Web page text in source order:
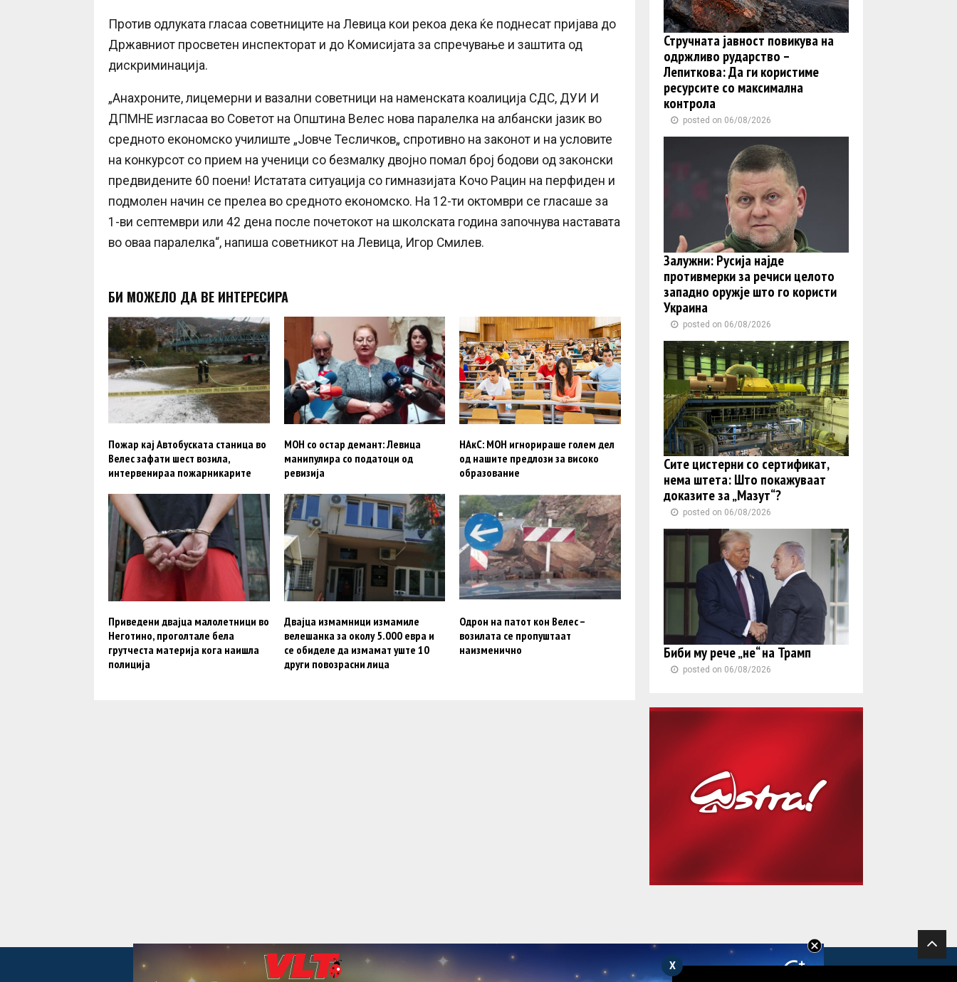
Против одлуката гласаа советниците на Левица кои рекоа дека ќе поднесат пријава до
Државниот просветен инспекторат и до Комисијата за спречување и заштита од
дискриминација.
„Анахроните, лицемерни и вазални советници на наменската коалиција СДС, ДУИ И
ДПМНЕ изгласаа во Советот на Општина Велес нова паралелка на албански јазик во
средното економско училиште „Јовче Тесличков„ спротивно на законот и на условите
на конкурсот со прием на ученици со безмалку двојно помал број бодови од законски
предвидените 60 поени! Истатата ситуација со гимназијата Кочо Рацин на перфиден и
подмолен начин се прелеа во средното економско. На 12-ти октомври се гласаше за
1-ви септември или 42 дена после почетокот на школската година започнува наставата
во оваа паралелка“, напиша советникот на Левица, Игор Смилев.
БИ МОЖЕЛО ДА ВЕ ИНТЕРЕСИРА
Пожар кај Автобуската станица во
Велес зафати шест возила,
интервенираа пожарникарите
МОН со остар демант: Левица
манипулира со податоци од
ревизија
НАкС: МОН игнорираше голем дел
од нашите предлози за високо
образование
Приведени двајца малолетници во
Неготино, проголтале бела
грутчеста материја кога наишла
полиција
Двајца измамници измамиле
велешанка за околу 5.000 евра и
се обиделе да измамат уште 10
други повозрасни лица
Одрон на патот кон Велес –
возилата се пропуштаат
наизменично
Стручната јавност повикува на
одржливо рударство –
Лепиткова: Да ги користиме
ресурсите со максимална
контрола
posted on 06/08/2026
Залужни: Русија најде
противмерки за речиси целото
западно оружје што го користи
Украина
posted on 06/08/2026
Сите цистерни со сертификат,
нема штета: Што покажуваат
доказите за „Мазут“?
posted on 06/08/2026
Биби му рече „не“ на Трамп
posted on 06/08/2026
X